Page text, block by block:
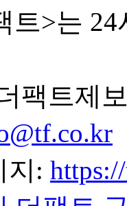
트>는
팩트제
지: